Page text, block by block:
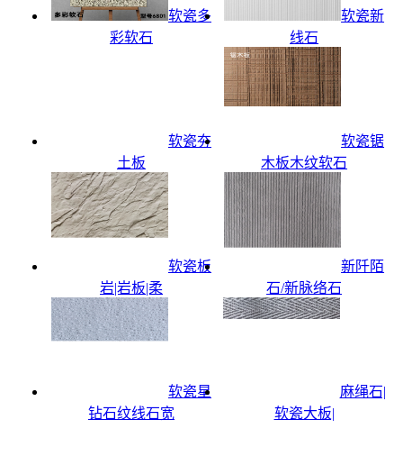
软瓷多
彩软石
软瓷新
线石
软瓷夯
土板
软瓷锯
木板木纹软石
软瓷板
岩|岩板|柔
新阡陌
石/新脉络石
软瓷星
钻石纹线石宽
麻绳石|
软瓷大板|